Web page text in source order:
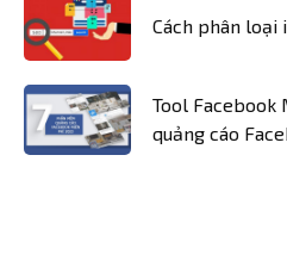
Cách phân
Tool Facebook
quảng cáo